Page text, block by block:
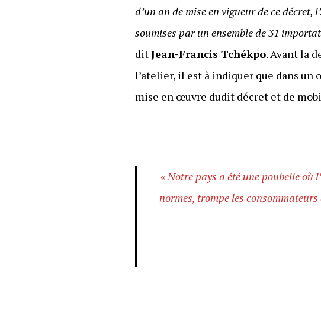
d’un an de mise en vigueur de ce
soumises par un ensemble de 31
ditJean-Francis Tchékpo. Avant la
l’atelier, il est à indiquer que dans
mise en œuvre dudit décret et de
« Notre pays a été une poubelle où
normes, trompe les